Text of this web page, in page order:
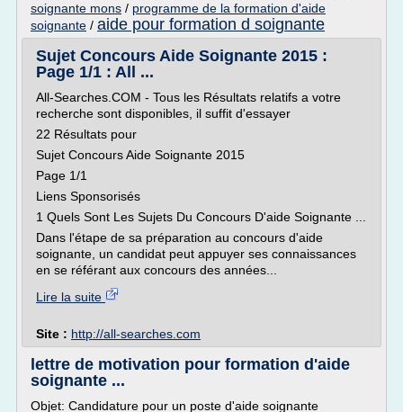
soignante mons / programme de la formation d'aide
soignante / aide pour formation d soignante
Sujet Concours Aide Soignante 2015 :
Page 1/1 : All ...
All-Searches.COM - Tous les Résultats relatifs a votre
recherche sont disponibles, il suffit d'essayer
22 Résultats pour
Sujet Concours Aide Soignante 2015
Page 1/1
Liens Sponsorisés
1 Quels Sont Les Sujets Du Concours D'aide Soignante ...
Dans l'étape de sa préparation au concours d'aide
soignante, un candidat peut appuyer ses connaissances
en se référant aux concours des années...
Lire la suite
Site : http://all-searches.com
lettre de motivation pour formation d'aide
soignante ...
Objet: Candidature pour un poste d'aide soignante